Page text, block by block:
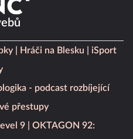
Hráči na Blesku
iSport
- podcast rozbíjející
přestupy
9
OKTAGON 92: